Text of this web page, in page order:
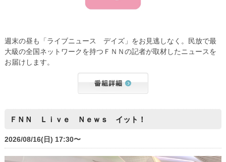
週末の昼も「ライブニュース デイズ」をお見逃しなく。民放で最
大級の全国ネットワークを持つＦＮＮの記者が取材したニュースを
お届けします。
ＦＮＮ Ｌｉｖｅ Ｎｅｗｓ イット！
2026/08/16(日) 17:30〜